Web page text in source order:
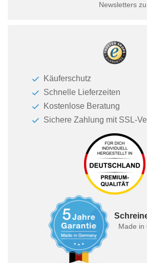
Newsletters zu.
Käuferschutz
Schnelle Lieferzeiten
Kostenlose Beratung
Sichere Zahlung mit SSL-
Made in